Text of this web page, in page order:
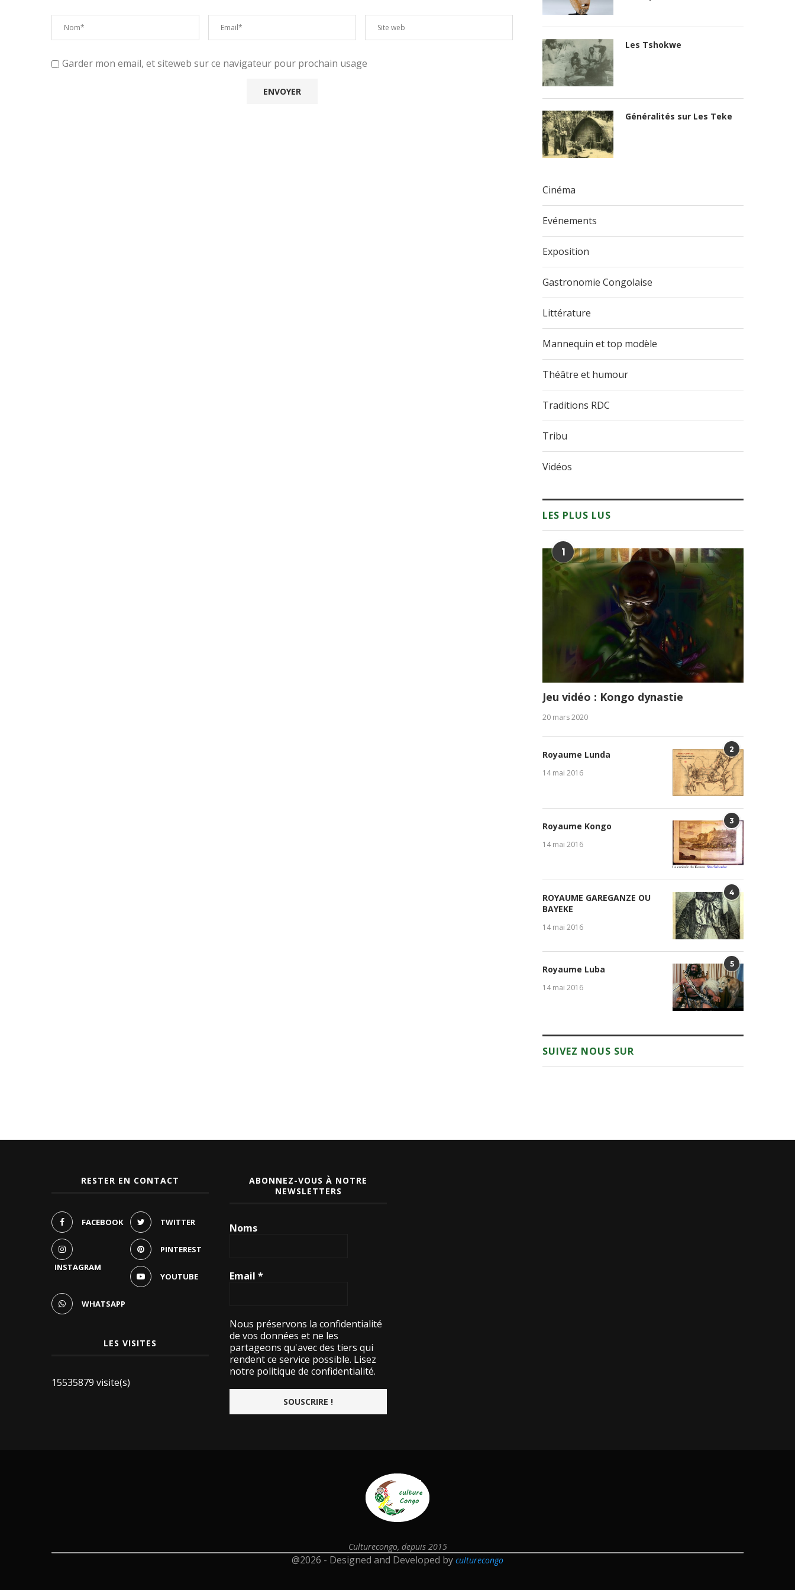
Garder mon email, et siteweb sur ce navigateur pour prochain usage
Les Tshokwe
Généralités sur Les Teke
Cinéma
Evénements
Exposition
Gastronomie Congolaise
Littérature
Mannequin et top modèle
Théâtre et humour
Traditions RDC
Tribu
Vidéos
LES PLUS LUS
1
Jeu vidéo : Kongo dynastie
20 mars 2020
2
Royaume Lunda
14 mai 2016
3
Royaume Kongo
14 mai 2016
4
ROYAUME GAREGANZE OU
BAYEKE
14 mai 2016
5
Royaume Luba
14 mai 2016
SUIVEZ NOUS SUR
RESTER EN CONTACT
FACEBOOK TWITTER
INSTAGRAM
PINTEREST
YOUTUBE
WHATSAPP
LES VISITES
15535879 visite(s)
ABONNEZ-VOUS À NOTRE
NEWSLETTERS
Noms
Email*
Nous préservons la confidentialité
de vos données et ne les
partageons qu'avec des tiers qui
rendent ce service possible. Lisez
notre politique de confidentialité.
Culturecongo, depuis 2015
@2026 - Designed and Developed by culturecongo